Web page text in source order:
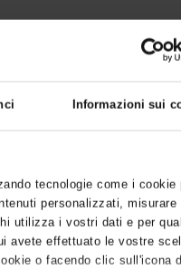
Informazioni sui
tecnologie come i cookie
personalizzati, misurare
utilizza i vostri dati e per
avete effettuato le vostre
o facendo clic sull'icona
(SSD)